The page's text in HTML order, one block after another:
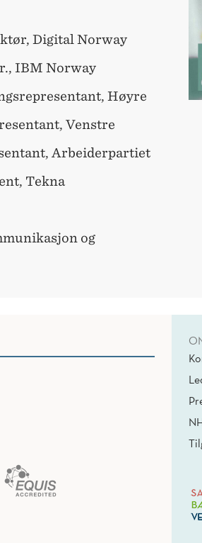
Digital Norway
IBM Norway
Høyre
Venstre
Arbeiderpartiet
Tekna
og